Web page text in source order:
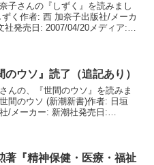
子さんの『しずく』を読みまし
ずく作者: 西 加奈子出版社/メーカ
社発売日: 2007/04/20メディア:
のウソ』読了（追記あり）
んの、『世間のウソ』を読みま
間のウソ (新潮新書)作者: 日垣
/メーカー: 新潮社発売日:
著『精神保健・医療・福祉